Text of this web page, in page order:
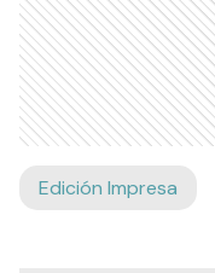
Edición Impresa